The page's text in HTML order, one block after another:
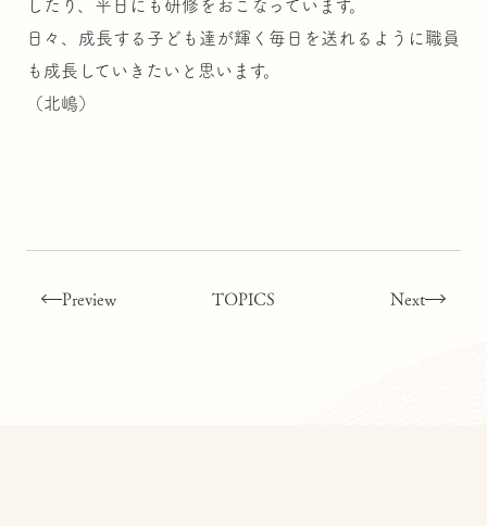
したり、平日にも研修をおこなっています。
日々、成長する子ども達が輝く毎日を送れるように職員
も成長していきたいと思います。
（北嶋）
Preview TOPICS Next